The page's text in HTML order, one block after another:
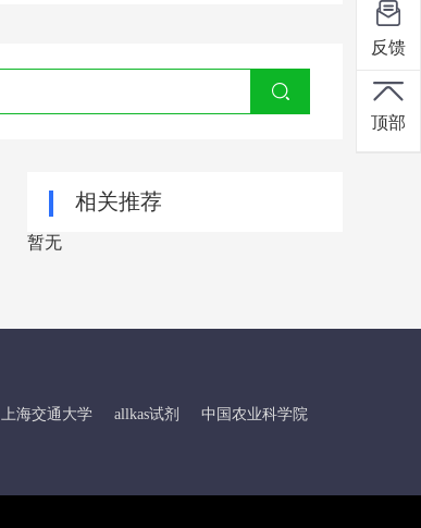
相关推荐
暂无
上海交通大学 allkas试剂 中国农业科学院
反馈
顶部